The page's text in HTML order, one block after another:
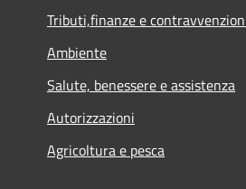
Tributi,finanze e
Ambiente
Salute, benessere e assistenza
Autorizzazioni
Agricoltura e pesca